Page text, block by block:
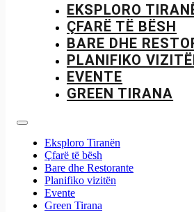
EKSPLORO
ÇFARË TË BËSH
BARE DHE
PLANIFIKO
EVENTE
GREEN TIRANA
Eksploro Tiranën
Çfarë të bësh
Bare dhe Restorante
Planifiko vizitën
Evente
Green Tirana